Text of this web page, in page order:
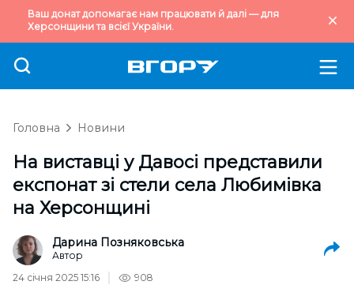
Ваш донат допомагає нам працювати й далі — для
Херсонщини та всієї України.
Головна Новини
На виставці у Давосі представили
експонат зі стели села Любимівка
на Херсонщині
Дарина Позняковська
Автор
24 січня 2025 15:16
908